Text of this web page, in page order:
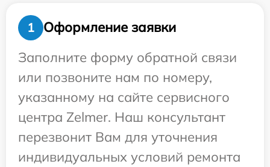
1
Оформление заявки
Заполните форму обратной связи
или позвоните нам по номеру,
указанному на сайте сервисного
центра Zelmer. Наш консультант
перезвонит Вам для уточнения
индивидуальных условий ремонта